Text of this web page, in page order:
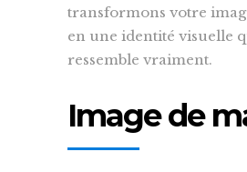
transformons votre
en une identité visuelle
ressemble vraiment.
Image de